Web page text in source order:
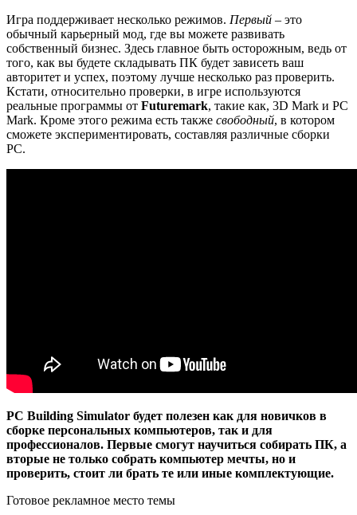
Игра поддерживает несколько режимов. Первый – это
обычный карьерный мод, где вы можете развивать
собственный бизнес. Здесь главное быть осторожным, ведь от
того, как вы будете складывать ПК будет зависеть ваш
авторитет и успех, поэтому лучше несколько раз проверить.
Кстати, относительно проверки, в игре используются
реальные программы от Futuremark, такие как, 3D Mark и PC
Mark. Кроме этого режима есть также свободный, в котором
сможете экспериментировать, составляя различные сборки
PC.
PC Building Simulator будет полезен как для новичков в
сборке персональных компьютеров, так и для
профессионалов. Первые смогут научиться собирать ПК, а
вторые не только собрать компьютер мечты, но и
проверить, стоит ли брать те или иные комплектующие.
Готовое рекламное место темы